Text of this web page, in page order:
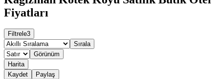
Fiyatları
Filtrele3
Sırala
Görünüm
Harita
Kaydet
Paylaş